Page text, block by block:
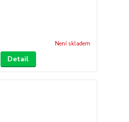
Není skladem
Detail